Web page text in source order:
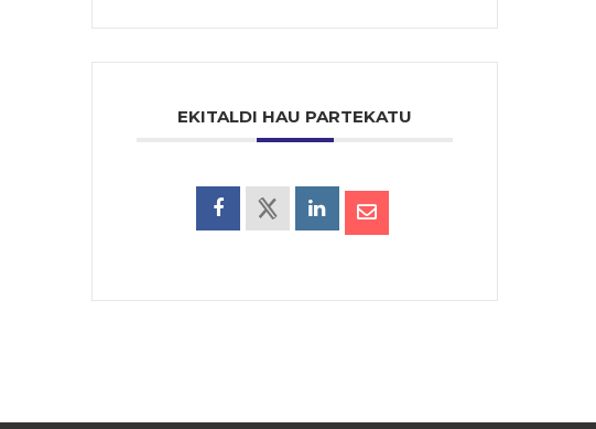
EKITALDI HAU PARTEKATU